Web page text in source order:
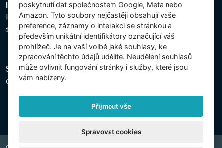
Intex Trading, s.r.o.
Hradecká 2526/3
130 00 Praha 3 - Česká republika
Společnost je zapsána u Městského soudu v Praze,
oddíl C, vložka 74759, IČ 26150808, DIČ CZ26150808.
poskytnutí dat společnostem Google, Meta nebo
Amazon. Tyto soubory nejčastěji obsahují vaše
preference, záznamy o interakci se stránkou a
především unikátní identifikátory označující váš
prohlížeč. Je na vaší volbě jaké souhlasy, ke
zpracování těchto údajů udělíte. Neudělení souhlasů
může ovlivnit fungování stránky i služby, které jsou
vám nabízeny.
Přijmout vše
Spravovat cookies